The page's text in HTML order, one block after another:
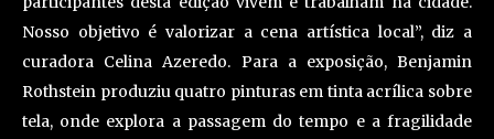
Nosso objetivo é valorizar a cena artística local”, diz a
curadora Celina Azeredo. Para a exposição, Benjamin
Rothstein produziu quatro pinturas em tinta acrílica sobre
tela, onde explora a passagem do tempo e a fragilidade